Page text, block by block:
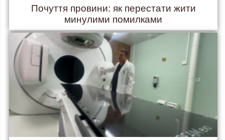
Почуття провини: як перестати жити
минулими помилками